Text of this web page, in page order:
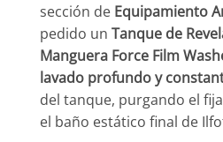
sección de Equipamiento
pedido un Tanque de
Manguera Force Film
lavado profundo y
del tanque, purgando el
el baño estático final de